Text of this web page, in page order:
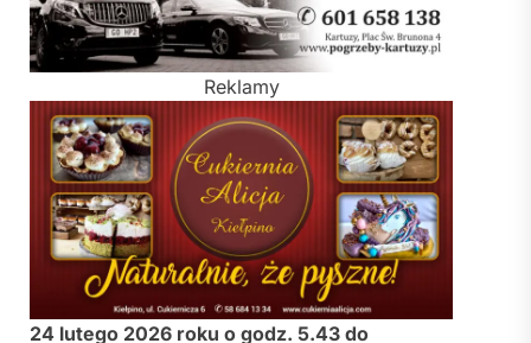
Reklamy
24 lutego 2026 roku o godz. 5.43 do